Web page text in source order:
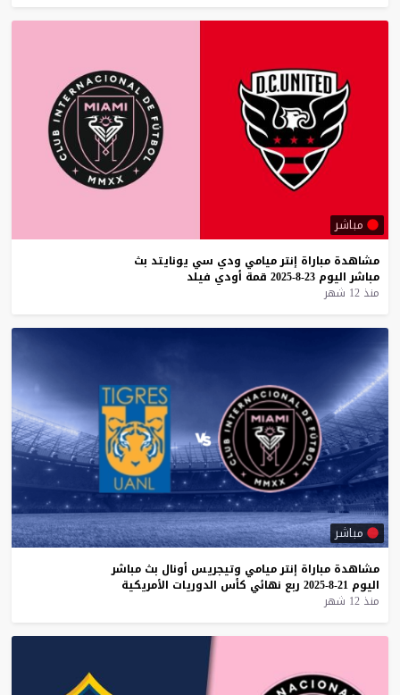
مباشر
مشاهدة مباراة إنترميامي ودي سي يونايتد بث
مباشر اليوم 23-8-2025 قمة أودي فيلد
منذ 12 شهر
مباشر
مشاهدة مباراة إنترميامي وتيجريس أونال بث مباشر
اليوم 21-8-2025 ربع نهائي كأس الدوريات الأمريكية
منذ 12 شهر